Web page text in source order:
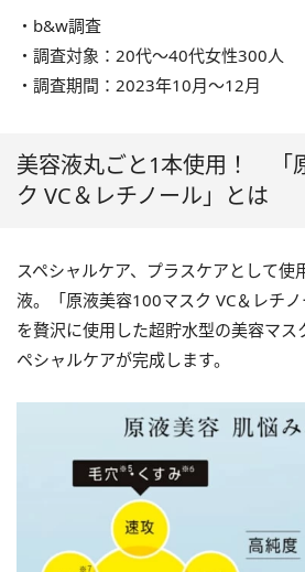
・b&w調査
・調査対象：20代〜40代女性300人
・調査期間：2023年10月〜12月
美容液丸ごと1本使用！ 「
ク VC＆レチノール」とは
スペシャルケア、プラスケアとして使
液。「原液美容100マスク VC＆レチ
を贅沢に使用した超貯水型の美容マス
ペシャルケアが完成します。